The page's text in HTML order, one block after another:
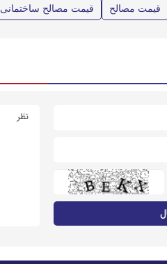
قیمت مصالح قیمت مصالح ساختمانی